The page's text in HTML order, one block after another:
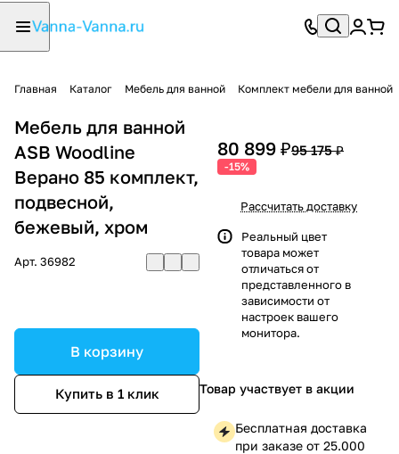
Главная Каталог Мебель для ванной Комплект мебели для ванной
Мебель для ванной
ASB Woodline
Верано 85 комплект,
подвесной,
бежевый, хром
Арт. 36982
В корзину
Купить в 1 клик
80 899 ₽95 175 ₽
-15%
Рассчитать доставку
Реальный цвет
товара может
отличаться от
представленного в
зависимости от
настроек вашего
монитора.
Товар участвует в акции
Бесплатная доставка
при заказе от 25.000